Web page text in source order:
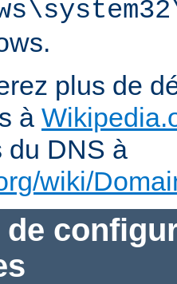
plus de
à
du DNS à
wiki/